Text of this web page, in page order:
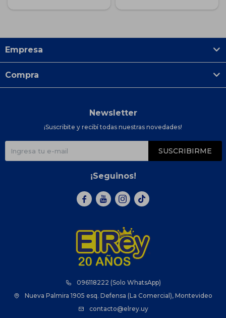
096118222 (Solo WhatsApp)
Nueva Palmira 1905 esq. Defensa (La Comercial), Montevideo
contacto@elrey.uy
Empresa
Compra
Newsletter
¡Suscribite y recibí todas nuestras novedades!
SUSCRIBIRME
¡Seguinos!
  